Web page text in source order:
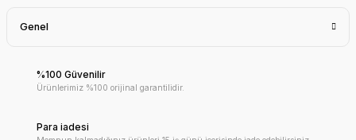
Genel
%100 Güvenilir
Ürünlerimiz %100 orijinal garantilidir.
Para iadesi